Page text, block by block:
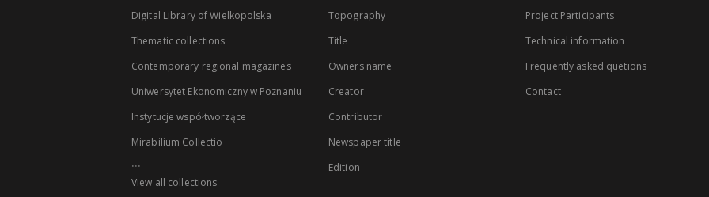
Digital Library of Wielkopolska
Thematic collections
Contemporary regional magazines
Uniwersytet Ekonomiczny w Poznaniu
Instytucje współtworzące
Mirabilium Collectio
...
View all collections
Topography
Title
Owners name
Creator
Contributor
Newspaper title
Edition
Project Participants
Technical information
Frequently asked quetions
Contact